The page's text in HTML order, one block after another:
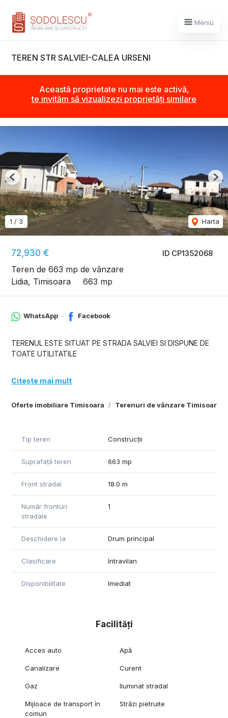
Meniu
TEREN STR SALVIEI-CALEA URSENI
Această proprietate nu mai este activă,
te invităm să vizualizezi proprietăți similare
ID CP1352068
72,930 €
Teren de 663 mp de vânzare
Lidia, Timisoara
663 mp
1 / 3 Harta
Previous
Oferte imobiliare Timisoara Terenuri de vânzare Timisoara
WhatsApp Facebook
TERENUL ESTE SITUAT PE STRADA SALVIEI SI DISPUNE DE
TOATE UTILITATILE
Citește mai mult
Tip teren Construcții
Suprafață teren 663 mp
Front stradal 18.0 m
Număr fronturi
stradale
1
Deschidere la Drum principal
Clasificare Intravilan
Disponibilitate Imediat
Facilități
Acces auto Apă
Canalizare Curent
Gaz Iluminat stradal
Mijloace de transport în
comun
Străzi pietruite